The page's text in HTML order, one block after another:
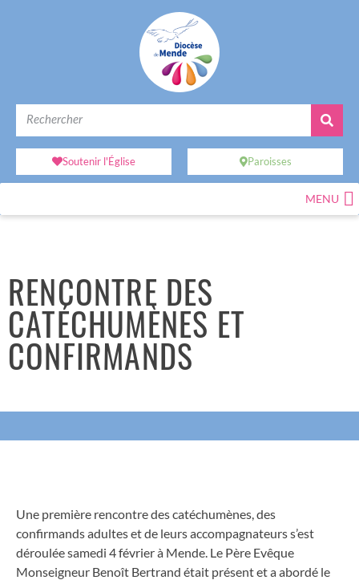
Soutenir l'Église Paroisses
MENU
RENCONTRE DES
CATÉCHUMÈNES ET
CONFIRMANDS
Une première rencontre des catéchumènes, des
confirmands adultes et de leurs accompagnateurs s’est
déroulée samedi 4 février à Mende. Le Père Evêque
Monseigneur Benoît Bertrand était présent et a abordé le